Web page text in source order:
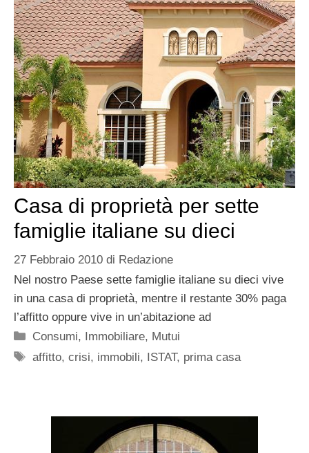
Casa di proprietà per sette
famiglie italiane su dieci
27 Febbraio 2010 di Redazione
Nel nostro Paese sette famiglie italiane su dieci vive
in una casa di proprietà, mentre il restante 30% paga
l’affitto oppure vive in un’abitazione ad
Categorie
Consumi, Immobiliare, Mutui
Tag
affitto,crisi, immobili, ISTAT, prima casa